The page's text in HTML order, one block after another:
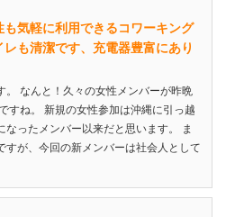
気軽に利用できるコワーキング
も清潔です、充電器豊富にあり
。 なんと！久々の女性メンバーが昨晩
すね。 新規の女性参加は沖縄に引っ越
ったメンバー以来だと思います。 ま
すが、今回の新メンバーは社会人として